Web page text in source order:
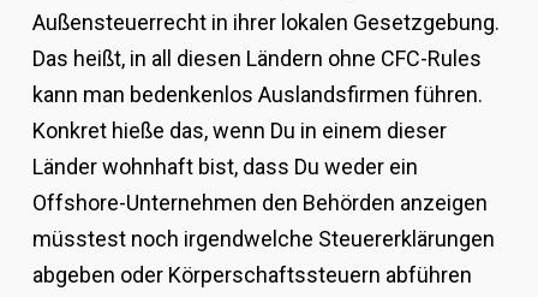
Außensteuerrecht in ihrer lokalen Gesetzgebung.
Das heißt, in all diesen Ländern ohne CFC-Rules
kann man bedenkenlos Auslandsfirmen führen.
Konkret hieße das, wenn Du in einem dieser
Länder wohnhaft bist, dass Du weder ein
Offshore-Unternehmen den Behörden anzeigen
müsstest noch irgendwelche Steuererklärungen
abgeben oder Körperschaftssteuern abführen